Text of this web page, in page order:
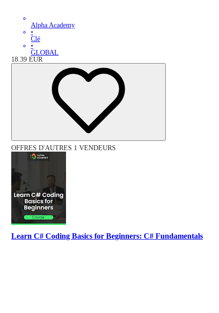
Alpha Academy
•
Clé
•
GLOBAL
18.39 EUR
OFFRES D'AUTRES 1 VENDEURS
Learn C# Coding Basics for Beginners: C# Fundamentals